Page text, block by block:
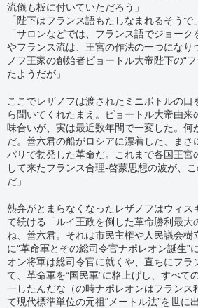
流儀も板に付いていただろう」
「陛下はフランス語もたしなまれるそうで」
「サロンなどでは、フランス語でジョー
やフランス流は、王宮の作法の一つになり
ノフ王家の創始者ピョートル大帝陛下の“
たようだが」
ここでレザノフは渡されたミニボトルの口
ら聞いてくれたまえ。ピョートル大帝由来
味合いが、実は最近数年間で一変した。何
だ。善六君の船がロシアに漂着した、まさ
パリで勃発した革命だ。これまで各国王宮
して来たフランス合理-啓蒙思想の波が、
だ」
熱弁がとまらなくなったレザノフはウィス
て続ける「ルイ王政を倒した革命勝利最大
ね、善六君。それは市民主権や人民議会樹
に“革命軍とその総司令官ナポレオン誕生”
オン将軍は総司令官に就くや、直ちにフラ
て、革命軍を“国民軍”に格上げし、すべて
一したんだな（の時ナポレオンはフランス
て現代標準単位の元祖“メートル法”を世に